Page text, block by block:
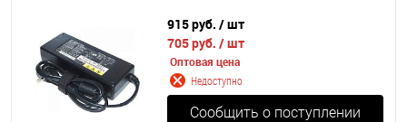
915 руб. / шт
705 руб. / шт
Оптовая цена
Недоступно
Сообщить о поступлении